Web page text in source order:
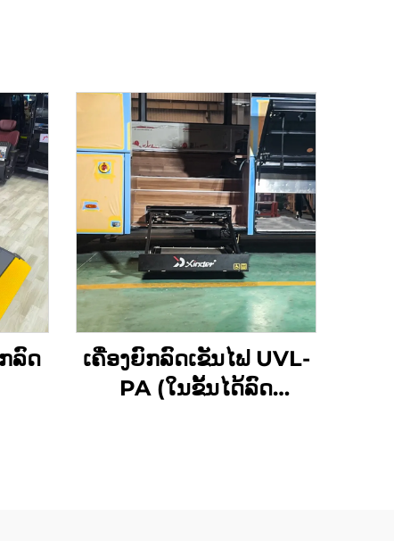
ລົດ
ເຄື່ອງຍົກລົດເຂັນໄຟ UVL-
PA (ໃນຂັ້ນໄດ້ລົດ